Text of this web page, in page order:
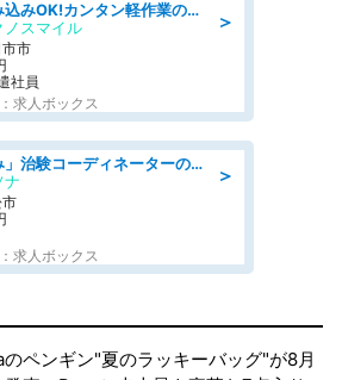
＞
寮完備で住み込みOK!カンタン軽作業のお仕事 denso aichi
ノスマイル
市
社員
求人ボックス
＞
「土日祝休み」治験コーディネーターのお仕事/未経験OK
ナ
求人ボックス
ペンギン"夏のラッキーバッグ"が8月